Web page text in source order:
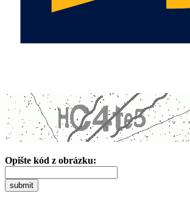
Opište kód z obrázku:
submit